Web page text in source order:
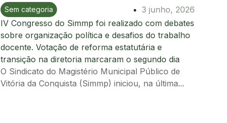
Ir para postagem
Sem categoria
3 junho, 2026
IV Congresso do Simmp foi realizado com debates
sobre organização política e desafios do trabalho
docente. Votação de reforma estatutária e
transição na diretoria marcaram o segundo dia
O Sindicato do Magistério Municipal Público de
Vitória da Conquista (Simmp) iniciou, na última...